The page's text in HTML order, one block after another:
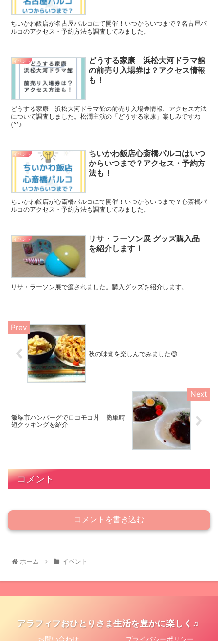
ちいかわ飯店が名古屋パルコにて開催！いつからいつまで？名古屋パ
ルコのアクセス・予約方法も調査してみました。
イベント
どうする家康 浜松大河ドラマ館
の前売り入場券は？アクセス情報
も！
どうする家康 浜松大河ドラマ館の前売り入場券情報、アクセス方法
について調査しました。松潤主演の「どうする家康」楽しみですね
(^^♪
イベント
ちいかわ飯店心斎橋パルコはいつ
からいつまで？アクセス・予約方
法も！
ちいかわ飯店が心斎橋パルコにて開催！いつからいつまで？心斎橋パ
ルコのアクセス・予約方法も調査してみました。
イベント
リサ・ラーソン展 グッズ購入品
を紹介します！
リサ・ラーソン展で癒されました。購入グッズを紹介します。
秋の味覚を楽しんでみました😊
飯塚市ハンバーグでロコモコ丼 簡単時
短クッキングを紹介
コメント
コメントを書き込む
ホーム イベント
アラフィフおひとりさま生活を豊かに楽しく♬
お問い合わせ プライバシーポリシー